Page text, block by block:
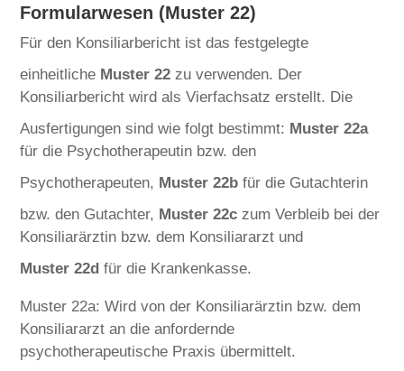
Formularwesen (Muster 22)
Für den Konsiliarbericht ist das festgelegte
einheitliche Muster 22 zu verwenden. Der
Konsiliarbericht wird als Vierfachsatz erstellt. Die
Ausfertigungen sind wie folgt bestimmt: Muster 22a
für die Psychotherapeutin bzw. den
Psychotherapeuten, Muster 22b für die Gutachterin
bzw. den Gutachter, Muster 22c zum Verbleib bei der
Konsiliarärztin bzw. dem Konsiliararzt und
Muster 22d für die Krankenkasse.
Muster 22a: Wird von der Konsiliarärztin bzw. dem
Konsiliararzt an die anfordernde
psychotherapeutische Praxis übermittelt.